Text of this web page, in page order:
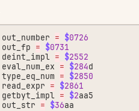
out_number = $0726
out_fp = $0731
deint_impl = $2552
eval_num_ex = $284d
type_eq_num = $2850
read_expr = $2861
getbyt_impl = $2aa5
out_str = $36aa